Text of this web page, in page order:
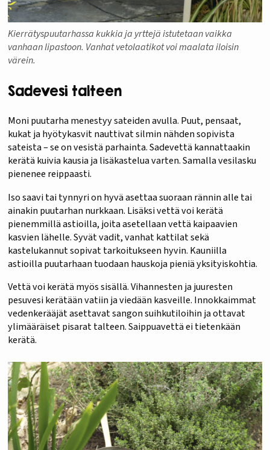
Kierrätyspuutarhassa kukkia ja yrttejä istutetaan vaikka
vanhaan lipastoon. Vanhat vetolaatikot voi maalata iloisin
värein.
Sadevesi talteen
Moni puutarha menestyy sateiden avulla. Puut, pensaat,
kukat ja hyötykasvit nauttivat silmin nähden sopivista
sateista – se on vesistä parhainta. Sadevettä kannattaakin
kerätä kuivia kausia ja lisäkastelua varten. Samalla vesilasku
pienenee reippaasti.
Iso saavi tai tynnyri on hyvä asettaa suoraan rännin alle tai
ainakin puutarhan nurkkaan. Lisäksi vettä voi kerätä
pienemmillä astioilla, joita asetellaan vettä kaipaavien
kasvien lähelle. Syvät vadit, vanhat kattilat sekä
kastelukannut sopivat tarkoitukseen hyvin. Kauniilla
astioilla puutarhaan tuodaan hauskoja pieniä yksityiskohtia.
Vettä voi kerätä myös sisällä. Vihannesten ja juuresten
pesuvesi kerätään vatiin ja viedään kasveille. Innokkaimmat
vedenkerääjät asettavat sangon suihkutiloihin ja ottavat
ylimääräiset pisarat talteen. Saippuavettä ei tietenkään
kerätä.